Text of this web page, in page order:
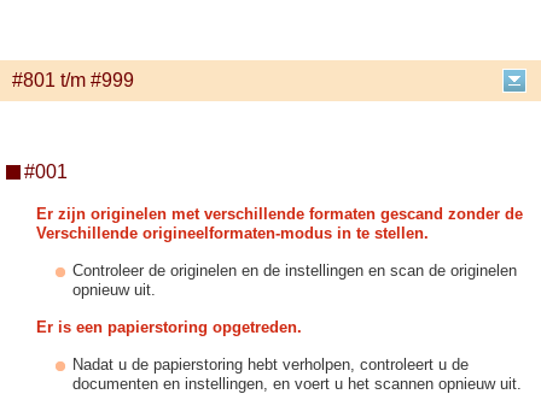
#801 t/m #999
#001
Er zijn originelen met verschillende formaten gescand zonder de
Verschillende origineelformaten-modus in te stellen.
Controleer de originelen en de instellingen en scan de originelen
opnieuw uit.
Er is een papierstoring opgetreden.
Nadat u de papierstoring hebt verholpen, controleert u de
documenten en instellingen, en voert u het scannen opnieuw uit.